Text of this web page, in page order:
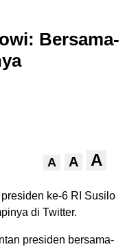
Bersama-
A A A
ke-6 RI Susilo
di Twitter.
presiden bersama-